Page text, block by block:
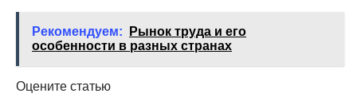
Рекомендуем:
Рынок труда и его
особенности в разных странах
Оцените статью